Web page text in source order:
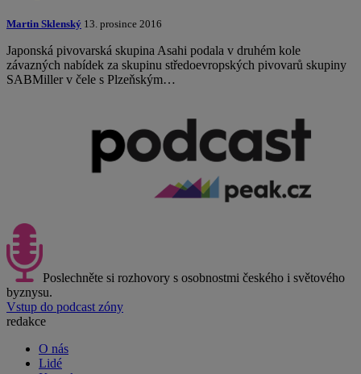
Martin Sklenský 13. prosince 2016
Japonská pivovarská skupina Asahi podala v druhém kole
závazných nabídek za skupinu středoevropských pivovarů skupiny
SABMiller v čele s Plzeňským…
Poslechněte si rozhovory s osobnostmi českého i světového
byznysu.
Vstup do podcast zóny
redakce
O nás
Lidé